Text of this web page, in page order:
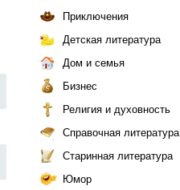
Приключения
Детская литература
Дом и семья
Бизнес
Религия и духовность
Справочная литература
Старинная литература
Юмор